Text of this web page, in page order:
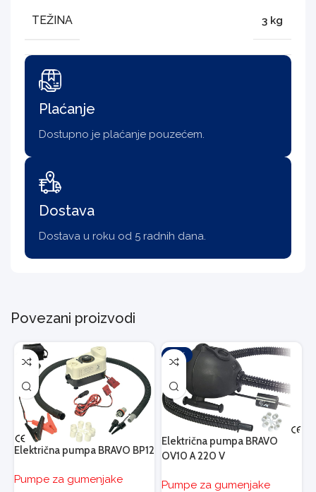
TEŽINA 3 kg
Plaćanje
Dostupno je plaćanje pouzećem.
Dostava
Dostava u roku od 5 radnih dana.
Povezani proizvodi
Električna pumpa BRAVO BP12
Pumpe za gumenjake
-20%
Električna pumpa BRAVO
OV10 A 220 V
Pumpe za gumenjake